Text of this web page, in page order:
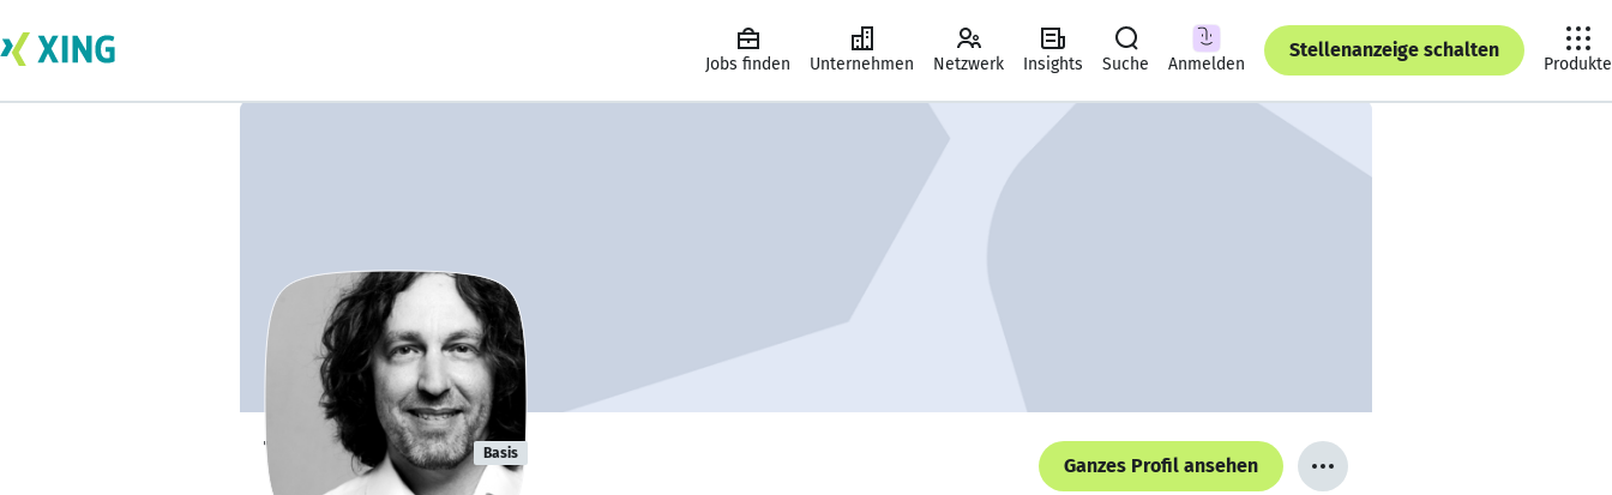
Jobs finden Unternehmen Netzwerk Insights Suche Anmelden
Stellenanzeige schalten
Produkte
Timo Stoffels Basis
Ganzes Profil ansehen